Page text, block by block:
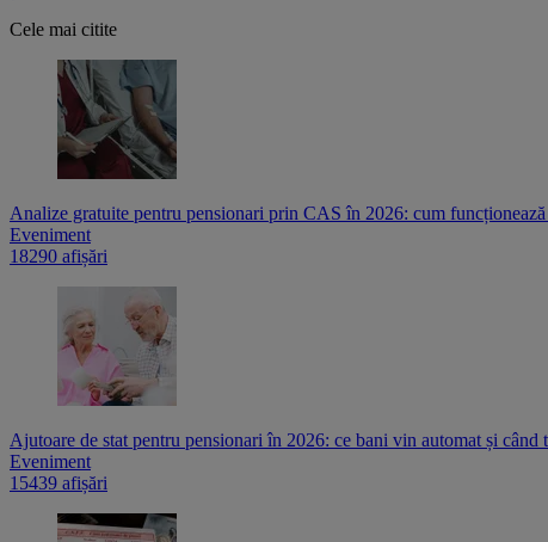
Cele mai citite
Analize gratuite pentru pensionari prin CAS în 2026: cum
Eveniment
18290 afișări
Ajutoare de stat pentru pensionari în 2026: ce bani vin automat și când
Eveniment
15439 afișări